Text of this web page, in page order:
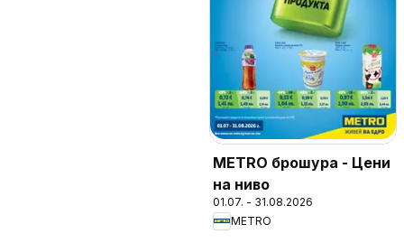
METRO брошура - Цени
на ниво
01.07. - 31.08.2026
METRO